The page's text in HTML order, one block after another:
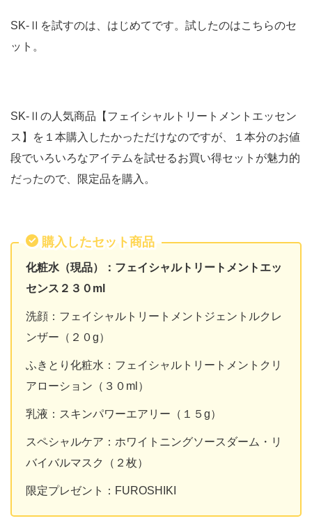
SK-Ⅱを試すのは、はじめてです。試したのはこちらのセ
ット。
SK-Ⅱの人気商品【フェイシャルトリートメントエッセン
ス】を１本購入したかっただけなのですが、１本分のお値
段でいろいろなアイテムを試せるお買い得セットが魅力的
だったので、限定品を購入。
購入したセット商品
化粧水（現品）：フェイシャルトリートメントエッ
センス２３０ml
洗顔：フェイシャルトリートメントジェントルクレ
ンザー（２０g）
ふきとり化粧水：フェイシャルトリートメントクリ
アローション（３０ml）
乳液：スキンパワーエアリー（１５g）
スペシャルケア：ホワイトニングソースダーム・リ
バイバルマスク（２枚）
限定プレゼント：FUROSHIKI